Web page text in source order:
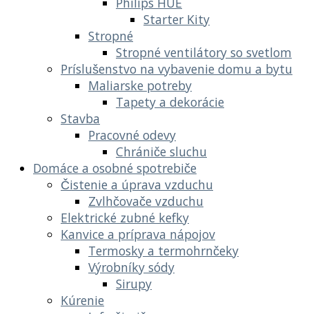
Starter Kity
Stropné
Stropné ventilátory so svetlom
Príslušenstvo na vybavenie domu a bytu
Maliarske potreby
Tapety a dekorácie
Stavba
Pracovné odevy
Chrániče sluchu
Domáce a osobné spotrebiče
Čistenie a úprava vzduchu
Zvlhčovače vzduchu
Elektrické zubné kefky
Kanvice a príprava nápojov
Termosky a termohrnčeky
Výrobníky sódy
Sirupy
Kúrenie